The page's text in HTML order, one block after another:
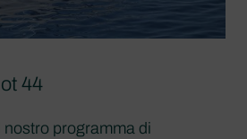
44
programma di